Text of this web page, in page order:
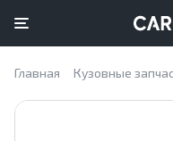
Главная Кузовные